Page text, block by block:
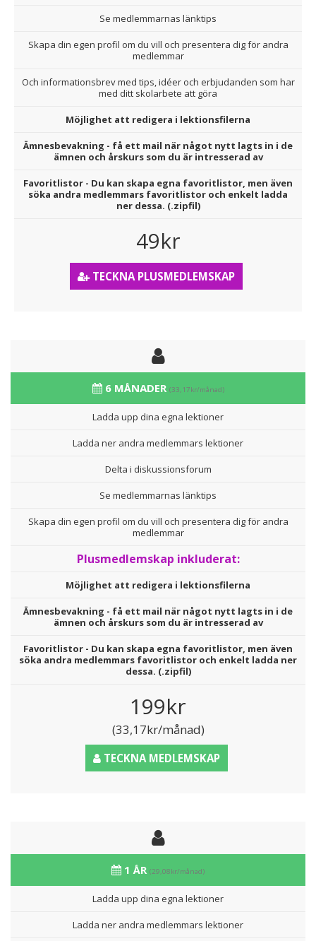
Se medlemmarnas länktips
Skapa din egen profil om du vill och presentera dig för andra
medlemmar
Och informationsbrev med tips, idéer och erbjudanden som har
med ditt skolarbete att göra
Möjlighet att redigera i lektionsfilerna
Ämnesbevakning - få ett mail när något nytt lagts in i de
ämnen och årskurs som du är intresserad av
Favoritlistor - Du kan skapa egna favoritlistor, men även
söka andra medlemmars favoritlistor och enkelt ladda
ner dessa. (.zipfil)
49kr
TECKNA PLUSMEDLEMSKAP
6 MÅNADER (33,17kr/månad)
Ladda upp dina egna lektioner
Ladda ner andra medlemmars lektioner
Delta i diskussionsforum
Se medlemmarnas länktips
Skapa din egen profil om du vill och presentera dig för andra
medlemmar
Plusmedlemskap inkluderat:
Möjlighet att redigera i lektionsfilerna
Ämnesbevakning - få ett mail när något nytt lagts in i de
ämnen och årskurs som du är intresserad av
Favoritlistor - Du kan skapa egna favoritlistor, men även
söka andra medlemmars favoritlistor och enkelt ladda ner
dessa. (.zipfil)
199kr
(33,17kr/månad)
TECKNA MEDLEMSKAP
1 ÅR (29,08kr/månad)
Ladda upp dina egna lektioner
Ladda ner andra medlemmars lektioner